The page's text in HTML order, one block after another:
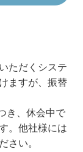
ただくシステ
ますが、振替
き、休会中で
。他社様には
さい。